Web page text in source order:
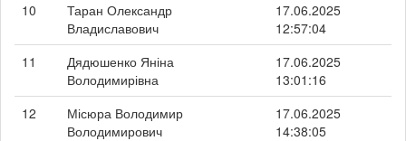
10
Таран Олександр
Владиславович
17.06.2025
12:57:04
11
Дядюшенко Яніна
Володимирівна
17.06.2025
13:01:16
12
Місюра Володимир
Володимирович
17.06.2025
14:38:05